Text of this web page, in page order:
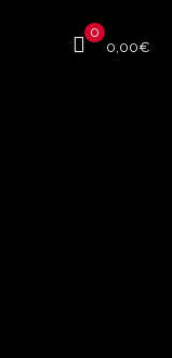
0
0,00€